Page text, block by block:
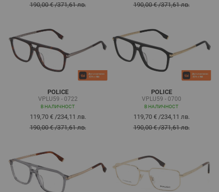
190,00 €/371,61 лв.
190,00 €/371,61 лв.
POLICE
VPLU59 - 0722
В НАЛИЧНОСТ
119,70 €/234,11 лв.
190,00 €/371,61 лв.
POLICE
VPLU59 - 0700
В НАЛИЧНОСТ
119,70 €/234,11 лв.
190,00 €/371,61 лв.